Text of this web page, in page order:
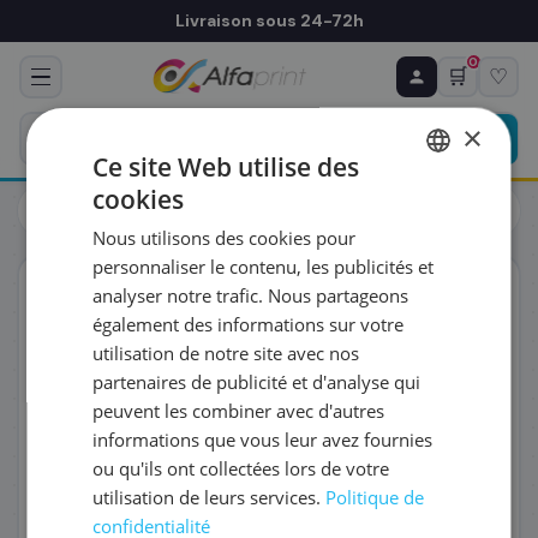
Livraison sous 24-72h
🛒
0
♡
Toners
Brother
ORIGINAL
♻ COMMANDE RÉCURRENTE
Prévoyez & économisez
Programmez votre prochain achat — notre équipe
vous prépare un devis personnalisé
RÉFÉRENCE DU PRODUIT
FRÉQUENCE
QUANTITÉ PAR LIVRAISON
DATE DE PREMIÈRE LIVRAISON SOUHAITÉE
×
Ce site Web utilise des
cookies
Nous utilisons des cookies pour
personnaliser le contenu, les publicités et
analyser notre trafic. Nous partageons
également des informations sur votre
utilisation de notre site avec nos
partenaires de publicité et d'analyse qui
peuvent les combiner avec d'autres
informations que vous leur avez fournies
ou qu'ils ont collectées lors de votre
utilisation de leurs services. Politique de
confidentialité